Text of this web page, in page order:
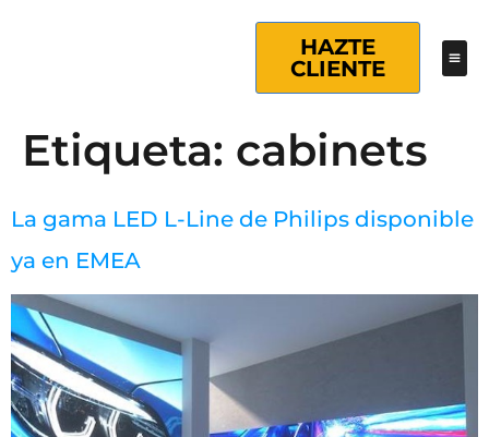
HAZTE
CLIENTE
Etiqueta: cabinets
La gama LED L-Line de Philips disponible
ya en EMEA